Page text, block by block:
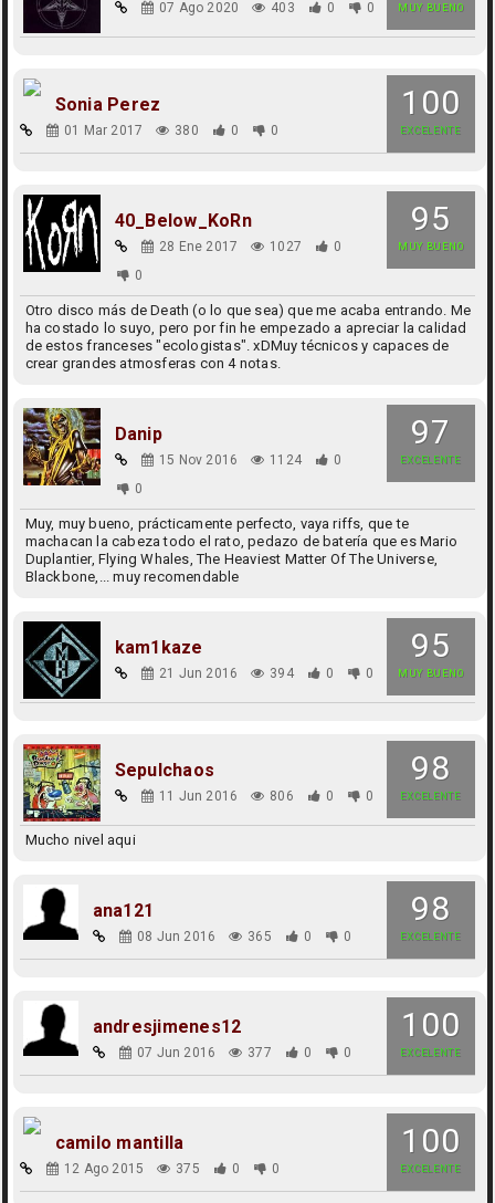
MUY BUENO
07 Ago 2020 403 0 0
100
EXCELENTE
Sonia Perez
01 Mar 2017 380 0 0
95
MUY BUENO
40_Below_KoRn
28 Ene 2017 1027
0
0
Otro disco más de Death (o lo que sea) que me acaba entrando. Me
ha costado lo suyo, pero por fin he empezado a apreciar la calidad
de estos franceses "ecologistas". xDMuy técnicos y capaces de
crear grandes atmosferas con 4 notas.
97
EXCELENTE
Danip
15 Nov 2016 1124
0
0
Muy, muy bueno, prácticamente perfecto, vaya riffs, que te
machacan la cabeza todo el rato, pedazo de batería que es Mario
Duplantier, Flying Whales, The Heaviest Matter Of The Universe,
Blackbone,... muy recomendable
95
MUY BUENO
kam1kaze
21 Jun 2016 394 0 0
98
EXCELENTE
Sepulchaos
11 Jun 2016 806 0 0
Mucho nivel aqui
98
EXCELENTE
ana121
08 Jun 2016 365 0 0
100
EXCELENTE
andresjimenes12
07 Jun 2016 377 0 0
100
EXCELENTE
camilo mantilla
12 Ago 2015 375 0 0